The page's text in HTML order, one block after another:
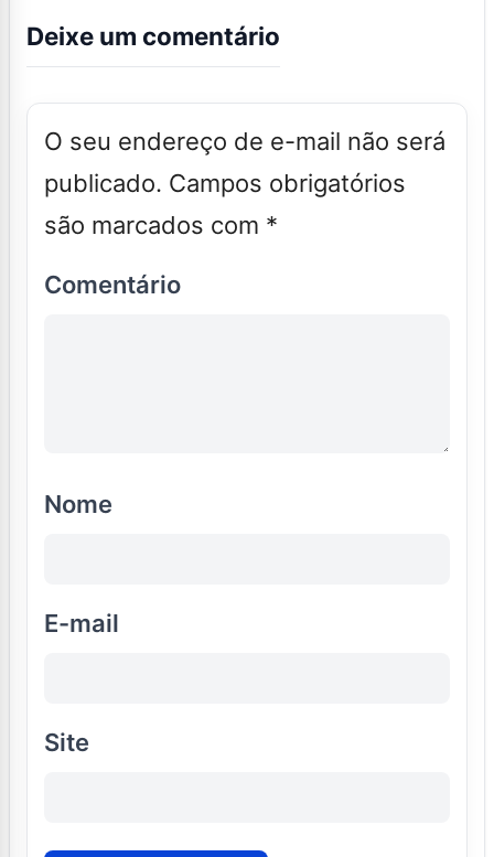
Deixe um comentário
O seu endereço de e-mail não será
publicado. Campos obrigatórios
são marcados com *
Comentário
Nome
E-mail
Site